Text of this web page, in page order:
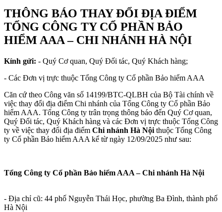
THÔNG BÁO THAY ĐỔI ĐỊA ĐIỂM
TỔNG CÔNG TY CỔ PHẦN BẢO
HIỂM AAA – CHI NHÁNH HÀ NỘI
Kính gửi: - Quý Cơ quan, Quý Đối tác, Quý Khách hàng;
- Các Đơn vị trực thuộc Tổng Công ty Cổ phần Bảo hiểm AAA
Căn cứ theo Công văn số 14199/BTC-QLBH của Bộ Tài chính về
việc thay đổi địa điểm Chi nhánh của Tổng Công ty Cổ phần Bảo
hiểm AAA. Tổng Công ty trân trọng thông báo đến Quý Cơ quan,
Quý Đối tác, Quý Khách hàng và các Đơn vị trực thuộc Tổng Công
ty về việc thay đổi địa điểm Chi nhánh Hà Nội thuộc Tổng Công
ty Cổ phần Bảo hiểm AAA kể từ ngày 12/09/2025 như sau:
Tổng Công ty Cổ phần Bảo hiểm AAA – Chi nhánh Hà Nội
- Địa chỉ cũ: 44 phố Nguyễn Thái Học, phường Ba Đình, thành phố
Hà Nội